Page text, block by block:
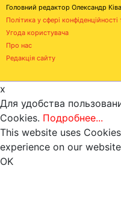
Головний редактор Олександр
Політика у сфері
Угода користувача
Про нас
Редакція сайту
x
Для удобства
Cookies. Подробнее...
This website uses
experience on our
OK